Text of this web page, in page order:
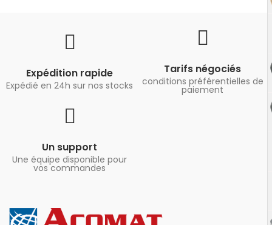
Expédition rapide
Expédié en 24h sur nos stocks
Tarifs négociés
conditions préférentielles de
paiement
Un support
Une équipe disponible pour
vos commandes